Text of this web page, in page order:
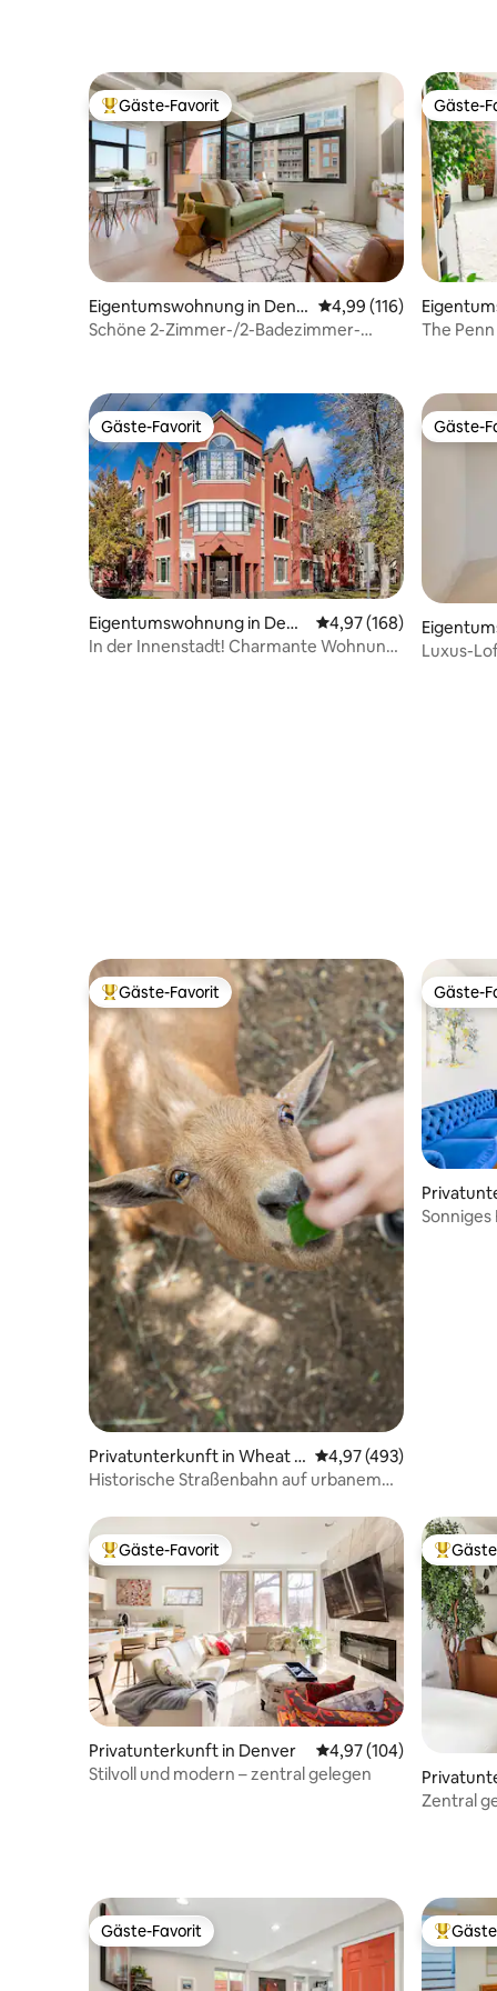
Beliebter Gäste-Favorit.
Gäste-Favorit
Eigentumswohnung in Denv
er
Durchschnittliche
4,99 (116)
Schöne 2-Zimmer-/2-Badezimmer-
Gäste-
Gäste-
er
The Penn
Gäste-Favorit
Gäste-Favorit
Eigentumswohnung in Denv
er
Durchschnittliche
4,97 (168)
In der Innenstadt! Charmante Wohnung
Gäste-
Gäste-
er
Luxus-
Beliebter Gäste-Favorit.
Gäste-Favorit
Privatunterkunft in Wheat R
idge
Durchschnittliche
4,97 (493)
Historische Straßenbahn auf urbanem
Gäste-
Gäste-
Beliebter Gäste-Favorit.
Gäste-Favorit
Privatunterkunft in Denver Durchschnittliche
4,97 (104)
Stilvoll und modern – zentral gelegen
Zentral
Gäste-Favorit
Gäste-Favorit